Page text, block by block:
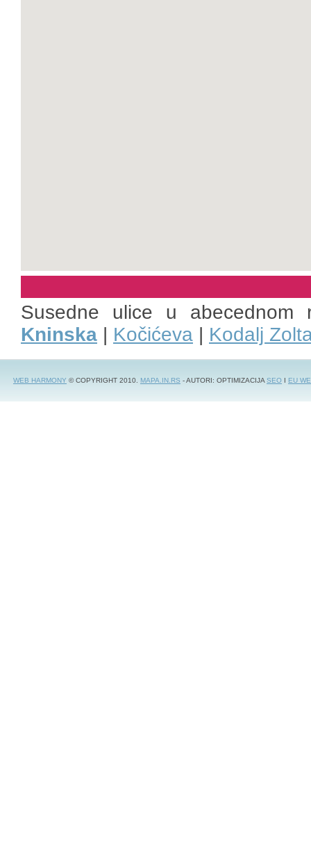
Susedne ulice u abecednom
Kninska | Kočićeva | Kodalj
WEB HARMONY © COPYRIGHT 2010. MAPA.IN.RS - AUTORI: OPTIMIZACIJASEO I EU